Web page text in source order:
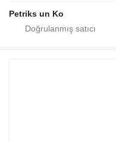
Petriks un Ko